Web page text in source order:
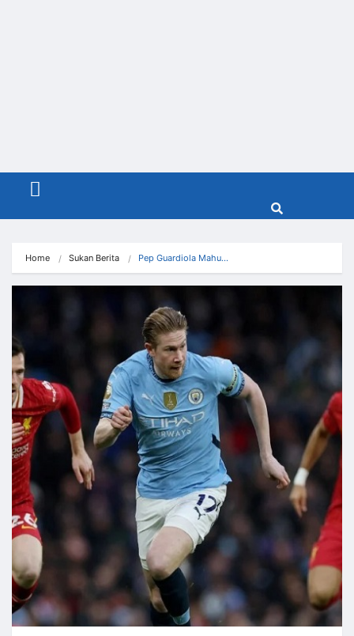
Menu
Home Sukan Berita Pep Guardiola Mahu…